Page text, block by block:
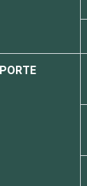
PORTE